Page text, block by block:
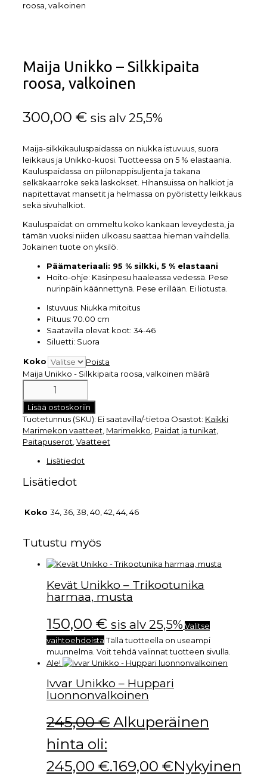
roosa, valkoinen
Maija Unikko – Silkkipaita
roosa, valkoinen
300,00 € sis alv 25,5%
Maija-silkkikauluspaidassa on niukka istuvuus, suora
leikkaus ja Unikko-kuosi. Tuotteessa on 5 % elastaania.
Kauluspaidassa on piilonappisuljenta ja takana
selkäkaarroke sekä laskokset. Hihansuissa on halkiot ja
napitettavat mansetit ja helmassa on pyöristetty leikkaus
sekä sivuhalkiot.
Kauluspaidat on ommeltu koko kankaan leveydestä, ja
tämän vuoksi niiden ulkoasu saattaa hieman vaihdella.
Jokainen tuote on yksilö.
Päämateriaali: 95 % silkki, 5 % elastaani
Hoito-ohje: Käsinpesu haaleassa vedessä. Pese
nurinpäin käännettynä. Pese erillään. Ei liotusta.
Istuvuus: Niukka mitoitus
Pituus: 70.00 cm
Saatavilla olevat koot: 34-46
Siluetti: Suora
Koko
Poista
Maija Unikko - Silkkipaita roosa, valkoinen määrä
Lisää ostoskoriin
Tuotetunnus (SKU): Ei saatavilla/-tietoa Osastot: Kaikki
Marimekon vaatteet Marimekko Paidat ja tunikat
Paitapuserot Vaatteet
Lisätiedot
Lisätiedot
Koko 34, 36, 38, 40, 42, 44, 46
Tutustu myös
Kevät Unikko – Trikootunika
harmaa, musta
150,00 € sis alv 25,5%Valitse
vaihtoehdoista Tällä tuotteella on useampi
muunnelma. Voit tehdä valinnat tuotteen sivulla.
Ale!
Ivvar Unikko – Huppari
luonnonvalkoinen
245,00€ Alkuperäinen
hinta oli:
245,00 €.169,00 €Nykyinen